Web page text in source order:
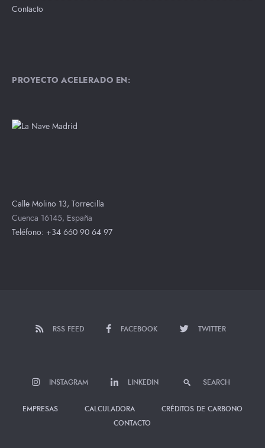
Contacto
PROYECTO ACELERADO EN:
Calle Molino 13, Torrecilla
Cuenca 16145, España
Teléfono: +34 660 90 64 97
RSS FEED FACEBOOK TWITTER
INSTAGRAM LINKEDIN SEARCH
EMPRESAS CALCULADORA
CRÉDITOS DE CARBONO
CONTACTO